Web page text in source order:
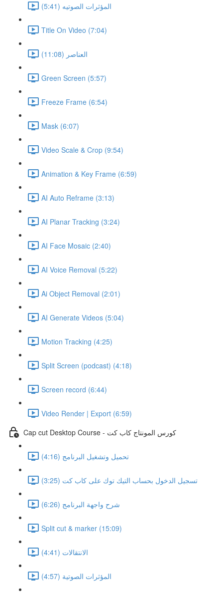
المؤثرات الصوتيه (5:41)
Title On Video (7:04)
العناصر (11:08)
Green Screen (5:57)
Freeze Frame (6:54)
Mask (6:07)
Video Scale & Crop (9:54)
Animation & Key Frame (6:59)
AI Auto Reframe (3:13)
AI Planar Tracking (3:24)
AI Face Mosaic (2:40)
AI Voice Removal (5:22)
Ai Object Removal (2:01)
AI Generate Videos (5:04)
Motion Tracking (4:25)
Split Screen (podcast) (4:18)
Screen record (6:44)
Video Render | Export (6:59)
Cap cut Desktop Course - كورس المونتاج كاب كت
تحميل وتشغيل البرنامج (4:16)
تسجيل الدخول بحساب التيك توك على كاب كت (3:25)
شرح واجهة البرنامج (6:26)
Split cut & marker (15:09)
الانتقالات (4:41)
المؤثرات الصوتية (4:57)